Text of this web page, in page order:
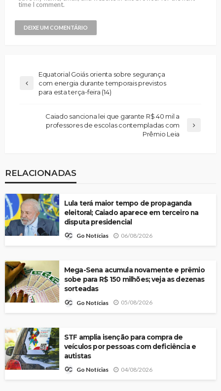
time I comment.
Equatorial Goiás orienta sobre segurança
com energia durante temporais previstos
para esta terça-feira (14)
Caiado sanciona lei que garante R$ 40 mil a
professores de escolas contempladas com
Prêmio Leia
RELACIONADAS
Lula terá maior tempo de propaganda
eleitoral; Caiado aparece em terceiro na
disputa presidencial
Go Notícias 06/08/2026
Mega-Sena acumula novamente e prêmio
sobe para R$ 150 milhões; veja as dezenas
sorteadas
Go Notícias 05/08/2026
STF amplia isenção para compra de
veículos por pessoas com deficiência e
autistas
Go Notícias 04/08/2026